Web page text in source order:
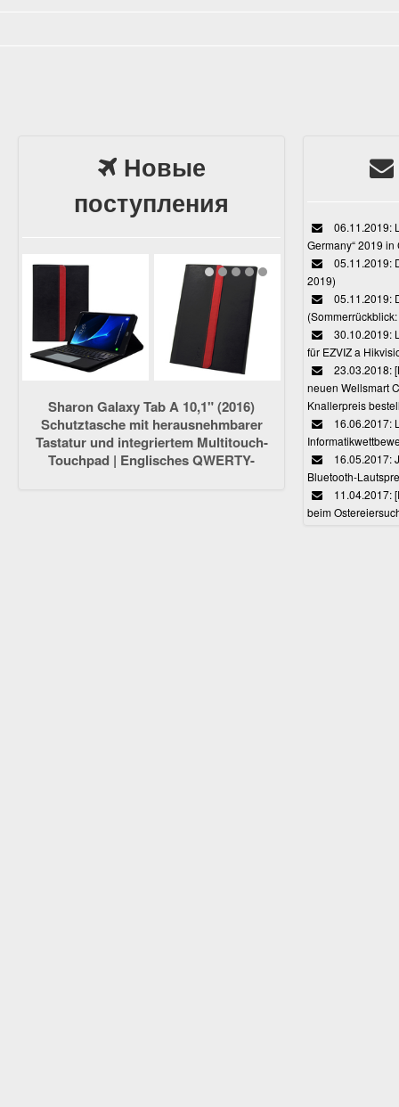
Новые
поступления
Sharon Galaxy Tab A 10,1" (2016)
Schutztasche mit herausnehmbarer
Tastatur und integriertem Multitouch-
Touchpad | Englisches QWERTY-
06.11.2019:
Germany“ 2019
05.11.2019:
2019)
05.11.2019:
30.10.2019:
für EZVIZ a
23.03.2018:
neuen Wellsmart
Knallerpreis
16.06.2017:
16.05.2017:
Bluetooth-
11.04.2017:
beim